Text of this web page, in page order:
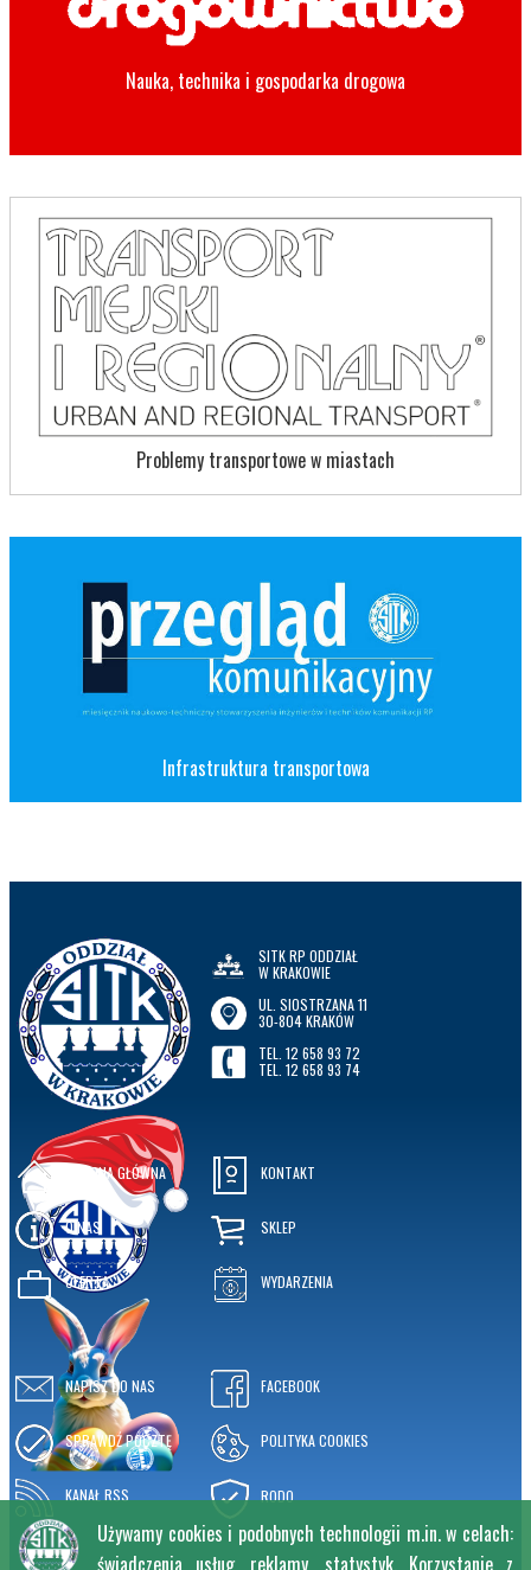
Nauka, technika i gospodarka drogowa
Problemy transportowe w miastach
Infrastruktura transportowa
SITK RP ODDZIAŁ
W KRAKOWIE
UL. SIOSTRZANA 11
30-804 KRAKÓW
TEL. 12 658 93 72
TEL. 12 658 93 74
STRONA GŁÓWNA
O NAS
OFERTA
KONTAKT
SKLEP
WYDARZENIA
NAPISZ DO NAS
SPRAWDŹ POCZTĘ
KANAŁ RSS
FACEBOOK
POLITYKA COOKIES
RODO
Używamy cookies i podobnych technologii m.in. w celach:
świadczenia usług, reklamy, statystyk. Korzystanie z